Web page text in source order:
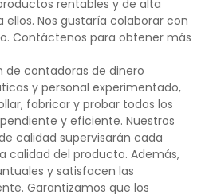
rentables y de alta
ellos. Nos gustaría colaborar con
Contáctenos para obtener más
de contadoras de dinero
y personal experimentado,
fabricar y probar todos los
y eficiente. Nuestros
calidad supervisarán cada
calidad del producto. Además,
y satisfacen las
Garantizamos que los